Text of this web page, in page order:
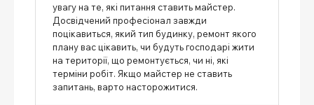
увагу на те, які питання ставить майстер.
Досвідчений професіонал завжди
поцікавиться, який тип будинку, ремонт якого
плану вас цікавить, чи будуть господарі жити
на території, що ремонтується, чи ні, які
терміни робіт. Якщо майстер не ставить
запитань, варто насторожитися.